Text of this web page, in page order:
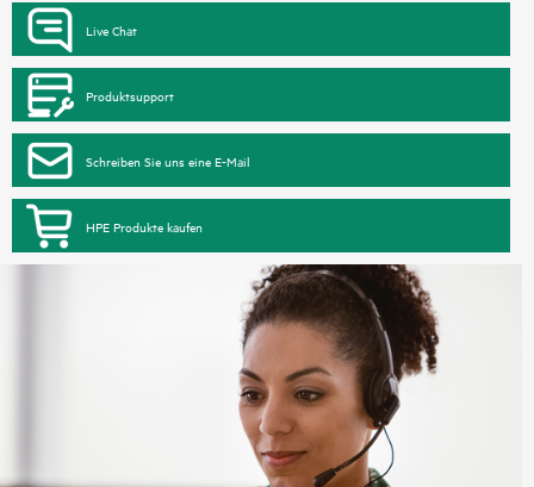
Live Chat
Produktsupport
Schreiben Sie uns eine E-Mail
HPE Produkte kaufen